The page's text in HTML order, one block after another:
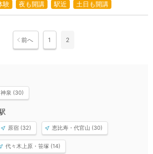
験 夜も開講 駅近 土日も開講
前へ 1 2
神泉 (30)
原宿 (32) 恵比寿・代官山 (30)
代々木上原・笹塚 (14)